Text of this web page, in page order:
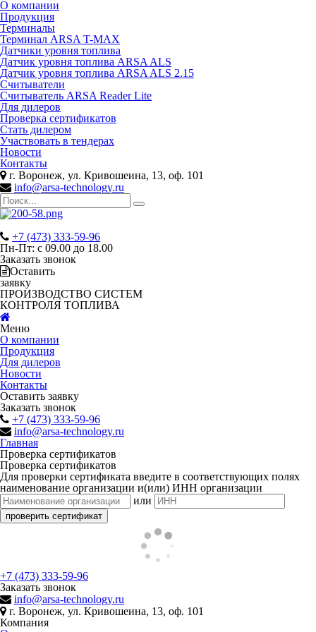
О компании
Продукция
Терминалы
Терминал ARSA T-MAX
Датчики уровня топлива
Датчик уровня топлива ARSA ALS
Датчик уровня топлива ARSA ALS 2.15
Считыватели
Считыватель ARSA Reader Lite
Для дилеров
Проверка сертификатов
Стать дилером
Участвовать в тендерах
Новости
Контакты
г. Воронеж, ул. Кривошеина, 13, оф. 101
info@arsa-technology.ru
+7 (473) 333-59-96
Пн-Пт: с 09.00 до 18.00
Заказать звонок
Оставить
заявку
ПРОИЗВОДСТВО СИСТЕМ
КОНТРОЛЯ ТОПЛИВА
Меню
О компании
Продукция
Для дилеров
Новости
Контакты
Оставить заявку
Заказать звонок
+7 (473) 333-59-96
info@arsa-technology.ru
Главная
Проверка сертификатов
Проверка сертификатов
Для проверки сертификата введите в соответствующих полях
наименование организации и(или) ИНН организации
или
+7 (473) 333-59-96
Заказать звонок
info@arsa-technology.ru
г. Воронеж, ул. Кривошеина, 13, оф. 101
Компания